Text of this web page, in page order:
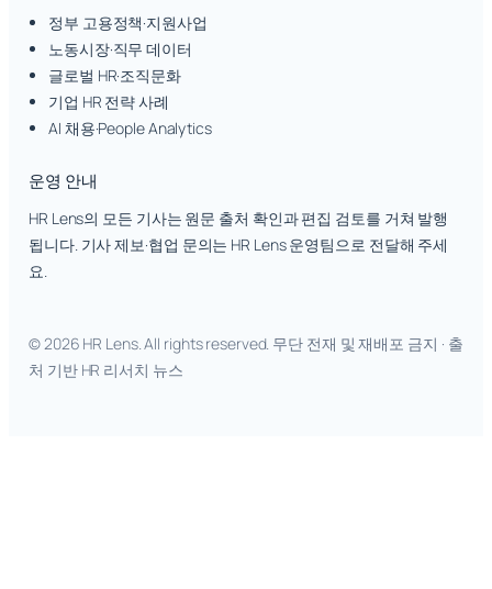
정부 고용정책·지원사업
노동시장·직무 데이터
글로벌 HR·조직문화
기업 HR 전략 사례
AI 채용·People Analytics
운영 안내
HR Lens의 모든 기사는 원문 출처 확인과 편집 검토를 거쳐 발행
됩니다. 기사 제보·협업 문의는 HR Lens 운영팀으로 전달해 주세
요.
© 2026 HR Lens. All rights reserved. 무단 전재 및 재배포 금지 · 출
처 기반 HR 리서치 뉴스